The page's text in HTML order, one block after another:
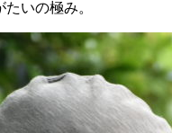
いの極み。